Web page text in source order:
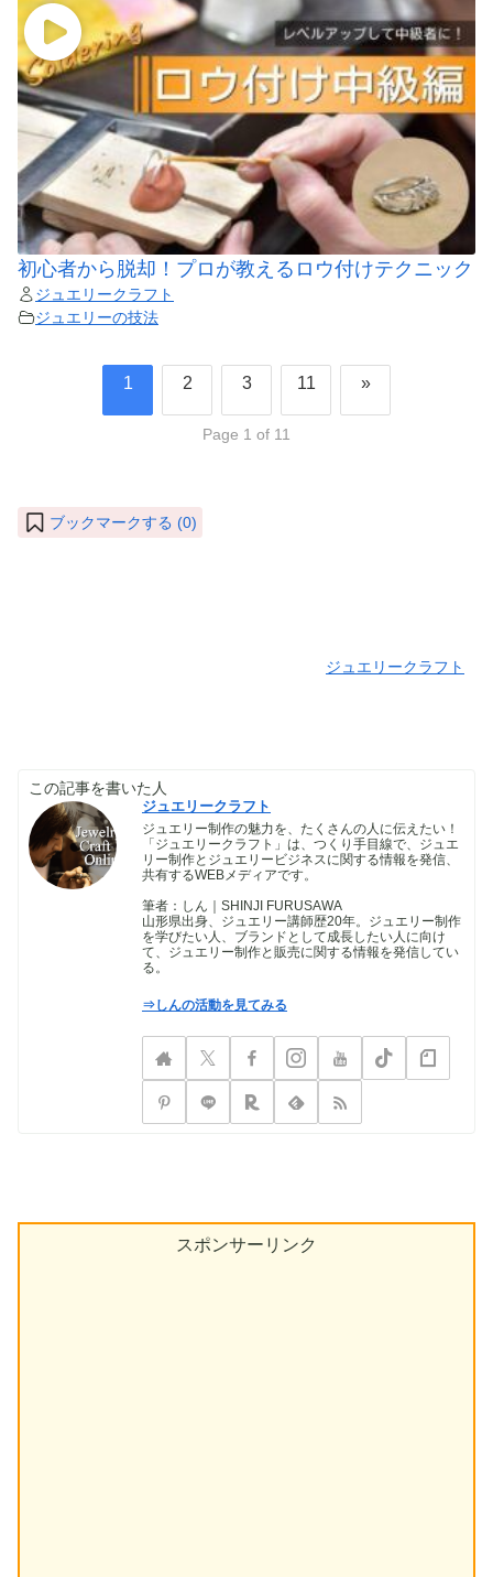
初心者から脱却！プロが教えるロウ付けテクニック
ジュエリークラフト
ジュエリーの技法
1 2 3 11 »
Page 1 of 11
ブックマークする (0)
ジュエリークラフト
この記事を書いた人
ジュエリークラフト
ジュエリー制作の魅力を、たくさんの人に伝えたい！
「ジュエリークラフト」は、つくり手目線で、ジュエ
リー制作とジュエリービジネスに関する情報を発信、
共有するWEBメディアです。
筆者：しん｜SHINJI FURUSAWA
山形県出身、ジュエリー講師歴20年。ジュエリー制作
を学びたい人、ブランドとして成長したい人に向け
て、ジュエリー制作と販売に関する情報を発信してい
る。
⇒しんの活動を見てみる
スポンサーリンク